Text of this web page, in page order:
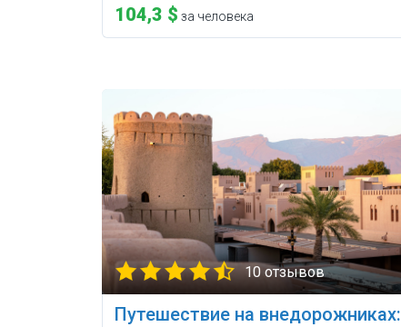
104,3 $ за человека
10 отзывов
Путешествие на внедорожниках: